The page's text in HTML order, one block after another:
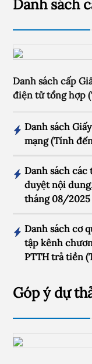
Danh sách
Danh sách cấp
điện tử tổng hợp
Danh sách
mạng (Tính
Danh sách
duyệt nội
tháng 08/2025
Danh sách cơ
tập kênh
PTTH trả tiền
Góp ý dự